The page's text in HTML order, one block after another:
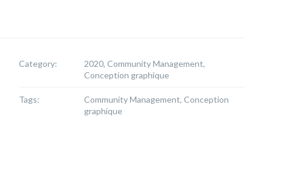
Category:
2020, Community Management,
Conception graphique
Tags:
Community Management, Conception
graphique